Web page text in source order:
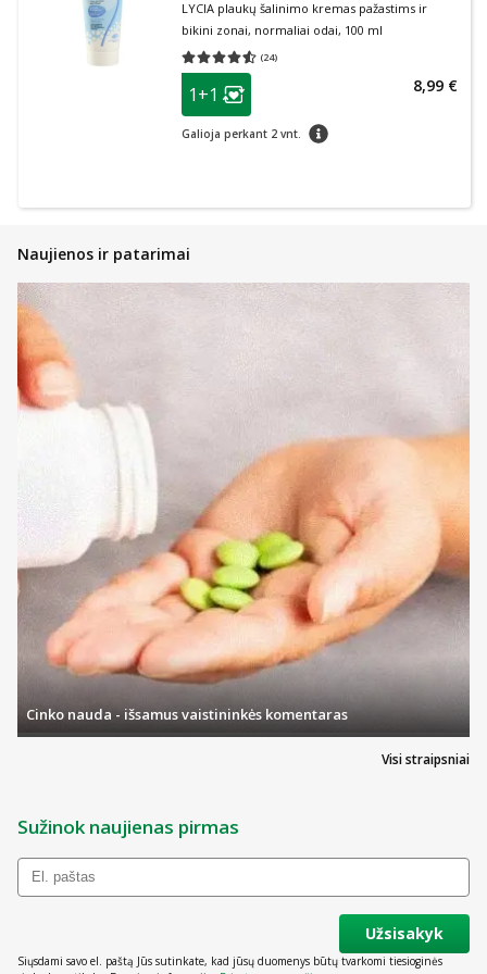
LYCIA plaukų šalinimo kremas pažastims ir
bikini zonai, normaliai odai, 100 ml
(24)
Vidutinis įvertinimas 4.50
patarimas
Lojalumo klubo narių nuolaida
1+1
Galioja perkant 2 vnt. patarimas
8,99 €
Naujienos ir patarimai
Visi straipsniai
Cinko nauda - išsamus vaistininkės komentaras
Sužinok naujienas pirmas
Užsisakyk
Siųsdami savo el. paštą Jūs sutinkate, kad jūsų duomenys būtų tvarkomi tiesioginės